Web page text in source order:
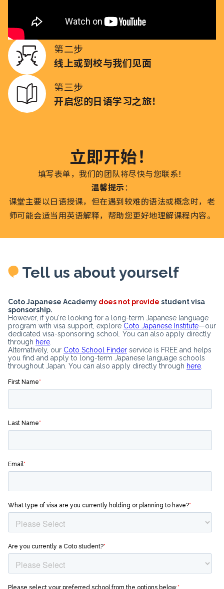
预约您的免费咨询
第二步
线上或到校与我们见面
第三步
开启您的日语学习之旅！
立即开始！
填写表单，我们的团队将尽快与您联系！
温馨提示：
课堂主要以日语授课，但在遇到较难的语法或概念时，老
师可能会适当用英语解释，帮助您更好地理解课程内容。